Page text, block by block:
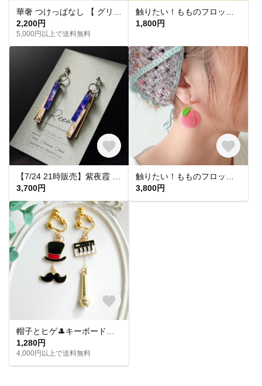
2,200円
5,000円以上で送料無料
1,800円
3,700円
3,800円
1,280円
4,000円以上で送料無料